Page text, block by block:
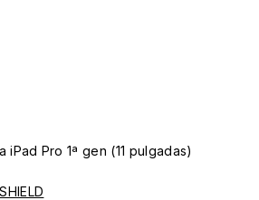
Pro 1ª gen (11 pulgadas)